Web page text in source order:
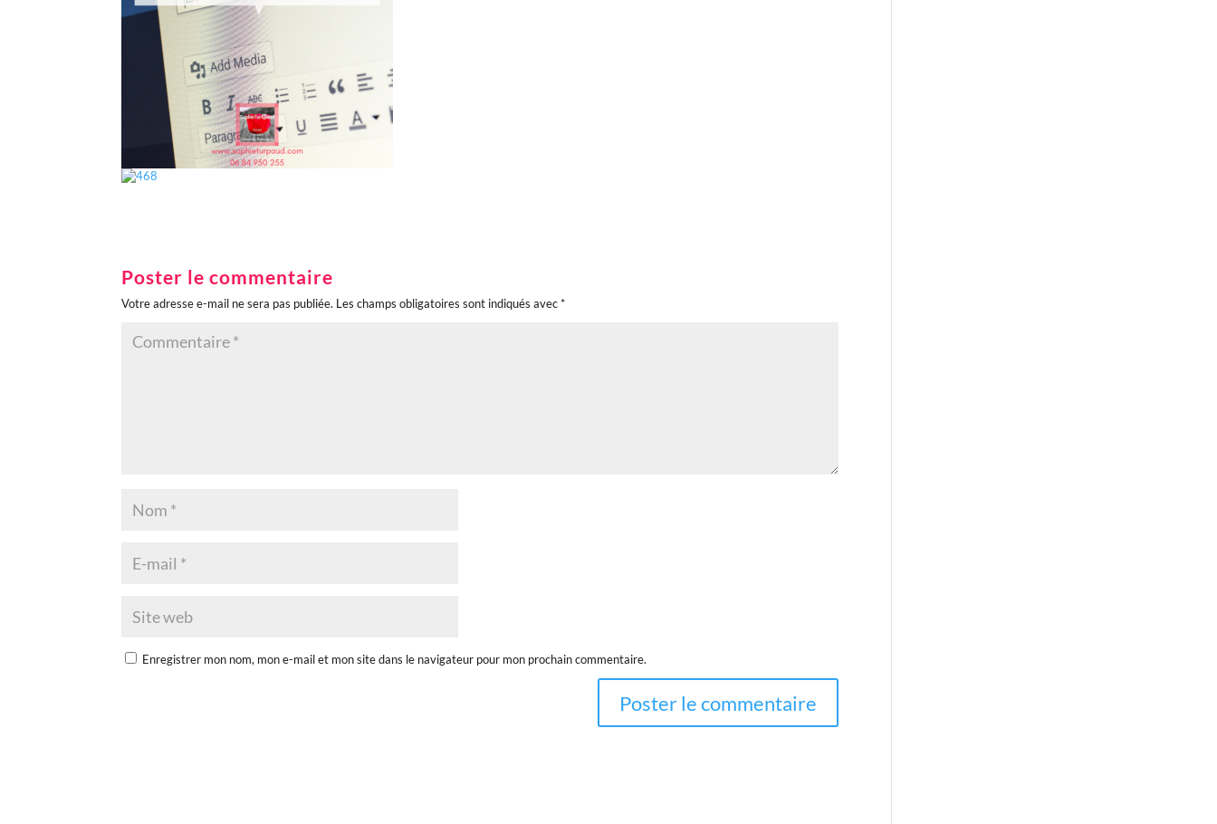
Poster le commentaire
Votre adresse e-mail ne sera pas publiée. Les champs obligatoires sont indiqués avec*
Enregistrer mon nom, mon e-mail et mon site dans le navigateur pour mon prochain commentaire.